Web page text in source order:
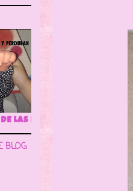
BLOG